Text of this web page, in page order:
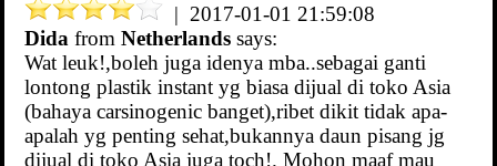
| 2017-01-01 21:59:08
Dida from Netherlands says:
Wat leuk!,boleh juga idenya mba..sebagai ganti
lontong plastik instant yg biasa dijual di toko Asia
(bahaya carsinogenic banget),ribet dikit tidak apa-
apalah yg penting sehat,bukannya daun pisang jg
dijual di toko Asia juga toch!. Mohon maaf mau